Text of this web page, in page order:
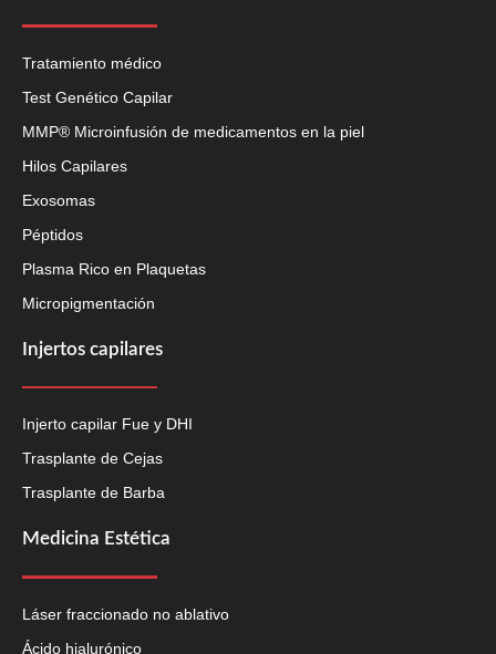
Tratamiento médico
Test Genético Capilar
MMP® Microinfusión de medicamentos en la piel
Hilos Capilares
Exosomas
Péptidos
Plasma Rico en Plaquetas
Micropigmentación
Injertos capilares
Injerto capilar Fue y DHI
Trasplante de Cejas
Trasplante de Barba
Medicina Estética
Láser fraccionado no ablativo
Ácido hialurónico